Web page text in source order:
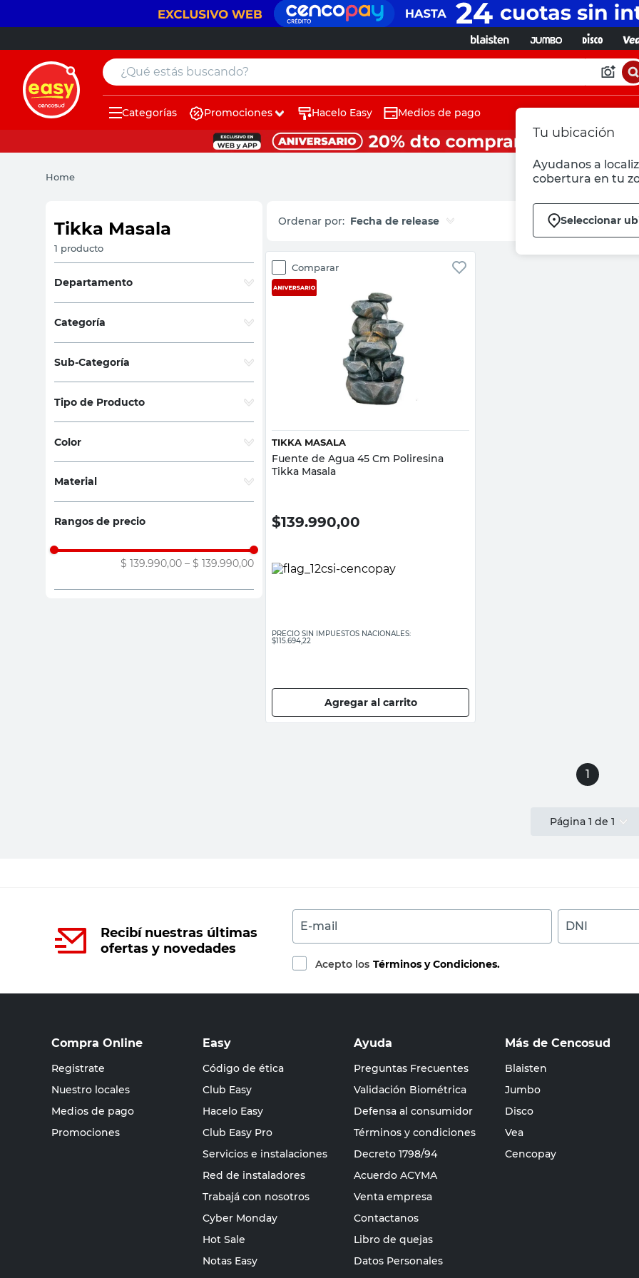
¿Qué estás buscando?
Tu ubicación
Ayudanos a
cobertura en tu
Seleccionar
Categorías Promociones Hacelo Easy Medios de pago
Home
Tikka Masala
1 producto
Departamento
Categoría
Sub-Categoría
Tipo de Producto
Color
Material
Rangos de precio
$ 139.990,00 – $ 139.990,00
Fecha de release
Comparar
Vista rápida
TIKKA MASALA
Fuente de Agua 45 Cm Poliresina
Tikka Masala
$139.990,00
PRECIO SIN IMPUESTOS NACIONALES:
$115.694,22
Agregar al carrito
1
Página 1 de 1
Recibí nuestras últimas
ofertas y novedades
E-mail DNI
Acepto los Términos y Condiciones.
Compra Online
Registrate
Nuestro locales
Medios de pago
Promociones
Easy
Código de ética
Club Easy
Hacelo Easy
Club Easy Pro
Servicios e instalaciones
Red de instaladores
Trabajá con nosotros
Cyber Monday
Hot Sale
Notas Easy
Ayuda
Preguntas Frecuentes
Validación Biométrica
Defensa al consumidor
Términos y condiciones
Decreto 1798/94
Acuerdo ACYMA
Venta empresa
Contactanos
Libro de quejas
Datos Personales
Más de Cencosud
Blaisten
Jumbo
Disco
Vea
Cencopay
muebles
espejo